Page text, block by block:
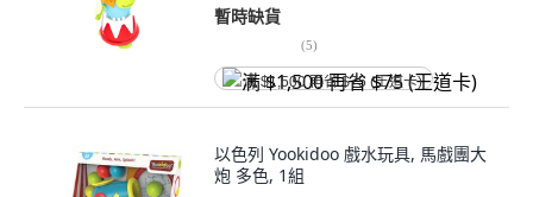
暫時缺貨
(5)
满 $1,500 再省 $75 (王道卡)
以色列 Yookidoo 戲水玩具, 馬戲團大
炮 多色, 1組